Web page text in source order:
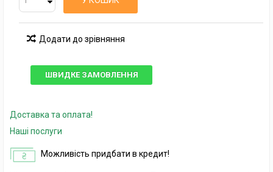
Додати до зрівняння
ШВИДКЕ ЗАМОВЛЕННЯ
Доставка та оплата!
Наші послуги
Можливість придбати в кредит!